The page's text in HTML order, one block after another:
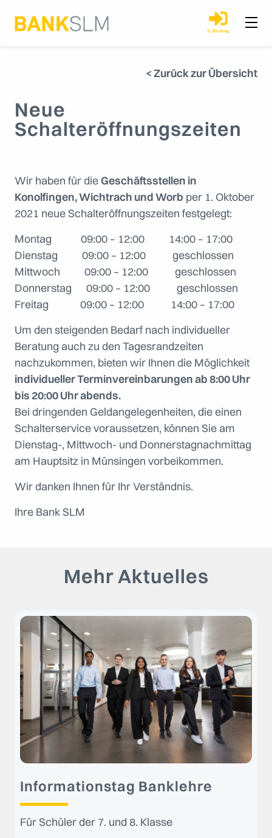
< Zurück zur Übersicht
Neue
Schalteröffnungszeiten
Wir haben für dieGeschäftsstellen in
Konolfingen, Wichtrach und Worb per 1. Oktober
2021 neue Schalteröffnungszeiten festgelegt:
Montag 09:00 – 12:00 14:00 – 17:00
Dienstag 09:00 – 12:00 geschlossen
Mittwoch 09:00 – 12:00 geschlossen
Donnerstag 09:00 – 12:00 geschlossen
Freitag 09:00 – 12:00 14:00 – 17:00
Um den steigenden Bedarf nach individueller
Beratung auch zu den Tagesrandzeiten
nachzukommen, bieten wir Ihnen die Möglichkeit
individueller Terminvereinbarungen ab 8:00 Uhr
bis 20:00 Uhr abends.
Bei dringenden Geldangelegenheiten, die einen
Schalterservice voraussetzen, können Sie am
Dienstag-, Mittwoch- und Donnerstagnachmittag
am Hauptsitz in Münsingen vorbeikommen.
Wir danken Ihnen für Ihr Verständnis.
Ihre Bank SLM
Mehr Aktuelles
Informationstag Banklehre
Für Schüler der 7. und 8. Klasse